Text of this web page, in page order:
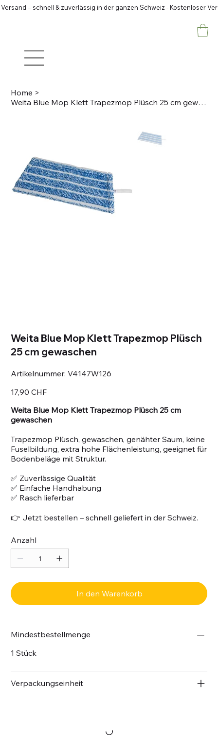
– schnell & zuverlässig in der ganzen Schweiz - Kostenloser
Home >
Weita Blue Mop Klett Trapezmop Plüsch 25 cm gewaschen
Weita Blue Mop Klett Trapezmop Plüsch
25 cm gewaschen
Artikelnummer: Artikelnummer:
V4147W126
V4147W126
17,90 CHF
Weita Blue Mop Klett Trapezmop Plüsch 25 cm
gewaschen
Trapezmop Plüsch, gewaschen, genähter Saum, keine
Fuselbildung, extra hohe Flächenleistung, geeignet für
Bodenbeläge mit Struktur.
✅ Zuverlässige Qualität
✅ Einfache Handhabung
✅ Rasch lieferbar
👉 Jetzt bestellen – schnell geliefert in der Schweiz.
Anzahl
In den Warenkorb
Mindestbestellmenge
1 Stück
Verpackungseinheit